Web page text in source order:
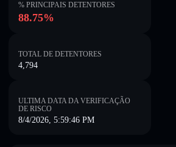
% PRINCIPAIS DETENTORES
88.75%
TOTAL DE DETENTORES
4,794
ULTIMA DATA DA VERIFICAÇÃO
DE RISCO
8/4/2026, 5:59:46 PM